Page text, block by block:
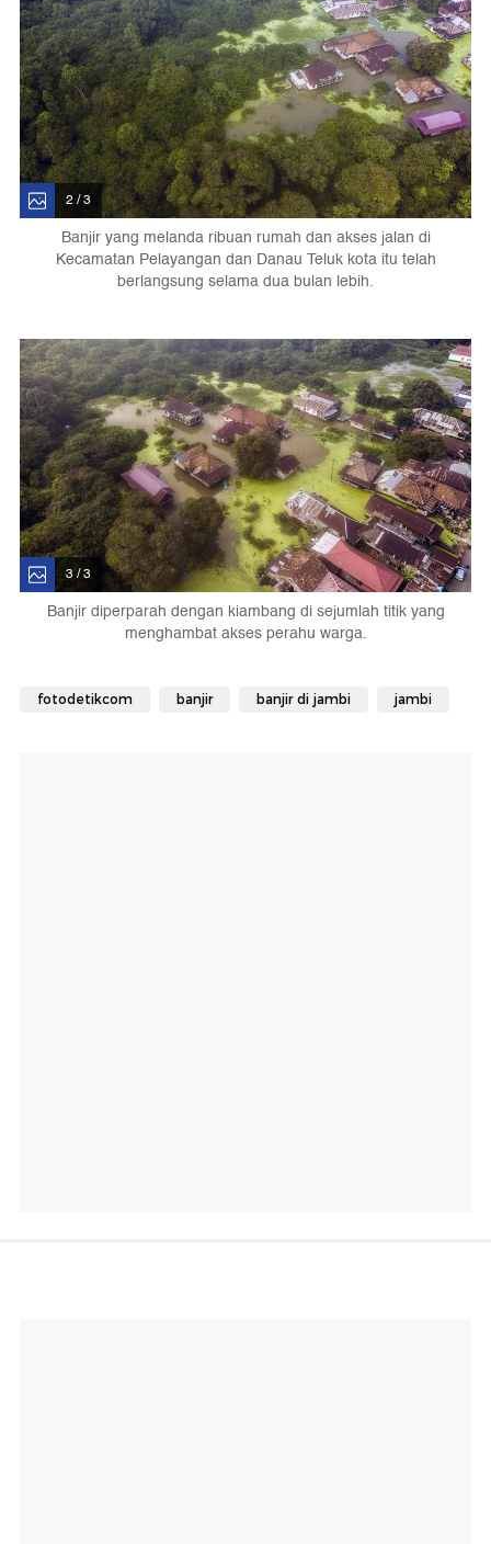
2 / 3
Banjir yang melanda ribuan rumah dan akses jalan di
Kecamatan Pelayangan dan Danau Teluk kota itu telah
berlangsung selama dua bulan lebih.
3 / 3
Banjir diperparah dengan kiambang di sejumlah titik yang
menghambat akses perahu warga.
fotodetikcom banjir banjir di jambi jambi